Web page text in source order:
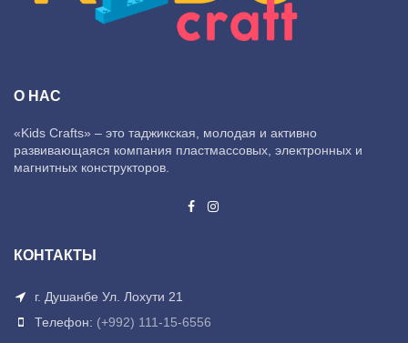
О НАС
«Kids Crafts» – это таджикская, молодая и активно
развивающаяся компания пластмассовых, электронных и
магнитных конструкторов.
КОНТАКТЫ
г. Душанбе Ул. Лохути 21
Телефон: (+992) 111-15-6556